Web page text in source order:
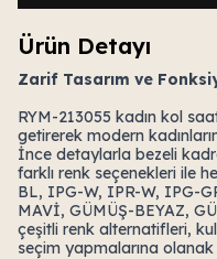
Ürün Detayı
Zarif Tasarım ve
RYM-213055 kadın kol
getirerek modern
İnce detaylarla bezeli
farklı renk seçenekleri ile
BL, IPG-W, IPR-W, IPG-
MAVİ, GÜMÜŞ-BEYAZ,
çeşitli renk alternatifleri,
seçim yapmalarına olanak